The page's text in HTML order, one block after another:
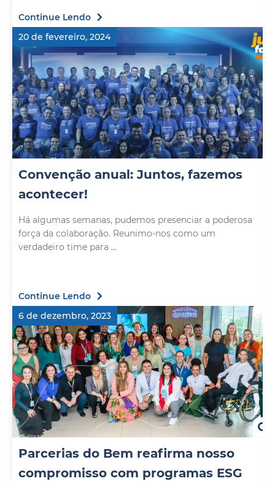
Continue Lendo
20 de fevereiro, 2024
Convenção anual: Juntos, fazemos
acontecer!
Há algumas semanas, pudemos presenciar a poderosa
força da colaboração. Reunimo-nos como um
verdadeiro time para ...
Continue Lendo
6 de dezembro, 2023
Parcerias do Bem reafirma nosso
compromisso com programas ESG